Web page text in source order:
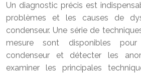
Un diagnostic précis est
problèmes et les causes de
condenseur. Une série de
mesure sont disponibles
condenseur et détecter les
examiner les principales